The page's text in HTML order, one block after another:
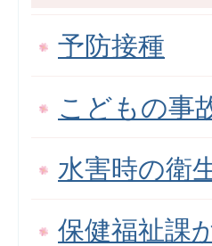
予防接種
こどもの事
水害時の衛
保健福祉課